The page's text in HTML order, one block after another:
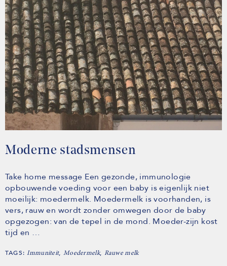
Moderne stadsmensen
Take home message Een gezonde, immunologie
opbouwende voeding voor een baby is eigenlijk niet
moeilijk: moedermelk. Moedermelk is voorhanden, is
vers, rauw en wordt zonder omwegen door de baby
opgezogen: van de tepel in de mond. Moeder-zijn kost
tijd en …
TAGS:Immuniteit, Moedermelk, Rauwe melk